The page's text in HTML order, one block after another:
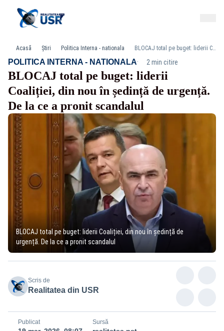
Acasă Știri Politica Interna - nationala BLOCAJ total pe buget: liderii Coaliției, din nou în ședință de urgență. De la ce a pronit scandalul
POLITICA INTERNA - NATIONALA· 2 min citire
BLOCAJ total pe buget: liderii
Coaliției, din nou în ședință de urgență.
De la ce a pronit scandalul
BLOCAJ total pe buget: liderii Coaliției, din nou în ședință de
urgență. De la ce a pronit scandalul
Scris de
Realitatea din USR
Publicat Sursă